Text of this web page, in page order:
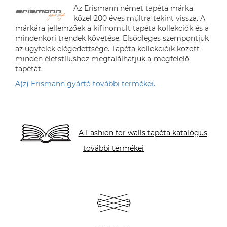
Az Erismann német tapéta márka
közel 200 éves múltra tekint vissza. A
márkára jellemzőek a kifinomult tapéta kollekciók és a
mindenkori trendek követése. Elsődleges szempontjuk
az ügyfelek elégedettsége. Tapéta kollekcióik között
minden életstílushoz megtalálhatjuk a megfelelő
tapétát.
A(z) Erismann gyártó további termékei.
A Fashion for walls tapéta katalógus
további termékei